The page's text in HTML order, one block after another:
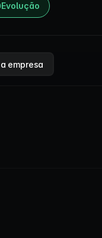
Evolução
empresa